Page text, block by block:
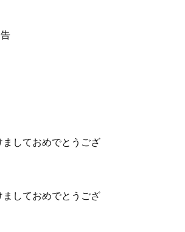
ましておめでとうござ
ましておめでとうござ